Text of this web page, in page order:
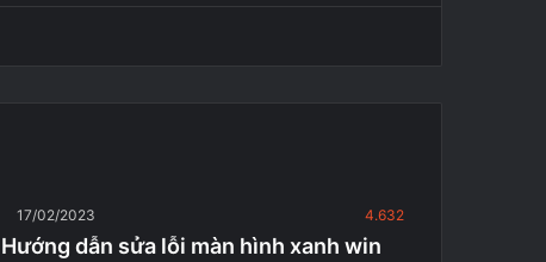
17/02/2023 4.632
Hướng dẫn sửa lỗi màn hình xanh win